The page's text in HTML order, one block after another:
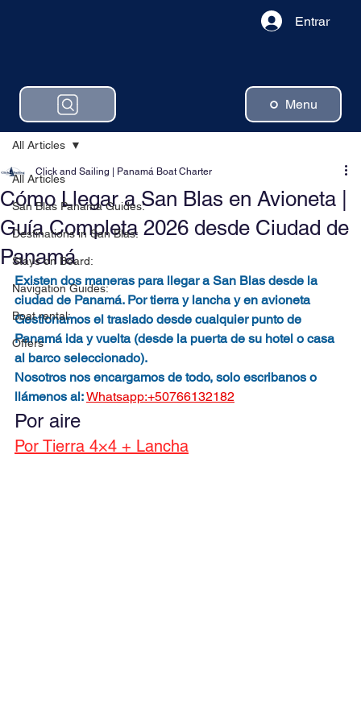
Menu
Entrar
All Articles
San Blas Panama Guides:
Destinations in San Blas:
Stays on Board:
Navigation Guides:
Boat rental:
Offers
All Articles
Cómo Llegar a San Blas en Avioneta |
Guía Completa 2026 desde Ciudad de
Panamá
Click and Sailing | Panamá Boat Charter
Existen dos maneras para llegar a San Blas desde la
ciudad de Panamá. Por tierra y lancha y en avioneta
Gestionamos el traslado desde cualquier punto de
Panamá ida y vuelta (desde la puerta de su hotel o casa
al barco seleccionado).
Nosotros nos encargamos de todo, solo escribanos o
llámenos al: Whatsapp:+50766132182
Por aire
Por Tierra 4×4 + Lancha